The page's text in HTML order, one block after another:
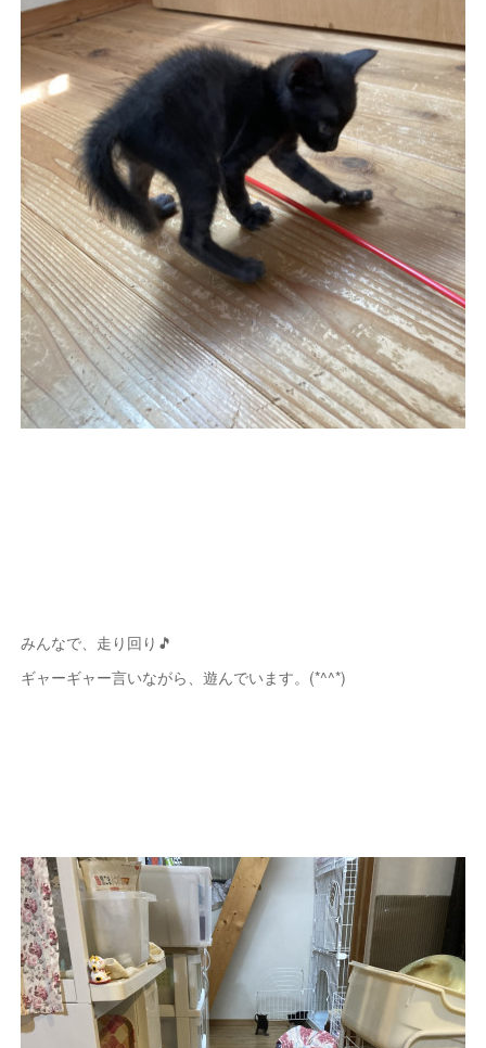
みんなで、走り回り🎵
ギャーギャー言いながら、遊んでいます。(*^^*)